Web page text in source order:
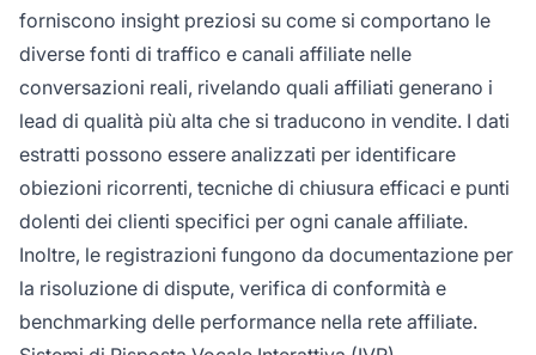
forniscono insight preziosi su come si comportano le
diverse fonti di traffico e canali affiliate nelle
conversazioni reali, rivelando quali affiliati generano i
lead di qualità più alta che si traducono in vendite. I dati
estratti possono essere analizzati per identificare
obiezioni ricorrenti, tecniche di chiusura efficaci e punti
dolenti dei clienti specifici per ogni canale affiliate.
Inoltre, le registrazioni fungono da documentazione per
la risoluzione di dispute, verifica di conformità e
benchmarking delle performance nella rete affiliate.